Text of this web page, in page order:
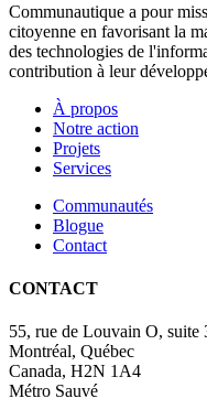
Communautique a pour
citoyenne en favorisant la
des technologies de
contribution à leur
À propos
Notre action
Projets
Services
Communautés
Blogue
Contact
CONTACT
55, rue de Louvain O, suite
Montréal, Québec
Canada, H2N 1A4
Métro Sauvé